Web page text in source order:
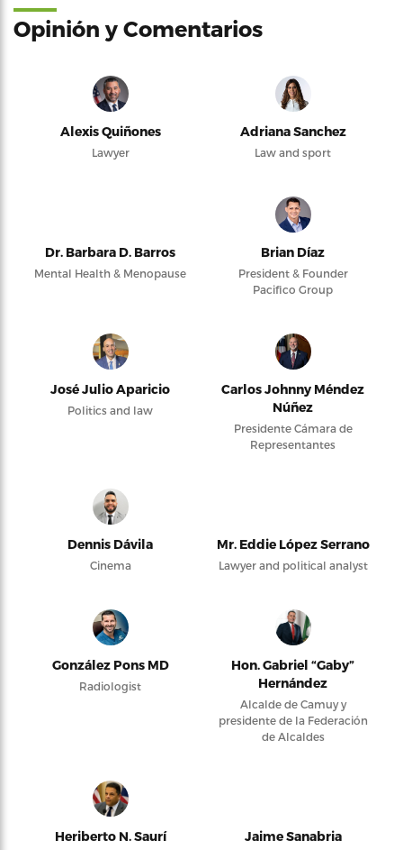
Opinión y Comentarios
Alexis Quiñones
Lawyer
Adriana Sanchez
Law and sport
Dr. Barbara D. Barros
Mental Health & Menopause
Brian Díaz
President & Founder
Pacifico Group
José Julio Aparicio
Politics and law
Carlos Johnny Méndez
Núñez
Presidente Cámara de
Representantes
Dennis Dávila
Cinema
Mr. Eddie López Serrano
Lawyer and political analyst
González Pons MD
Radiologist
Hon. Gabriel “Gaby”
Hernández
Alcalde de Camuy y
presidente de la Federación
de Alcaldes
Heriberto N. Saurí Jaime Sanabria